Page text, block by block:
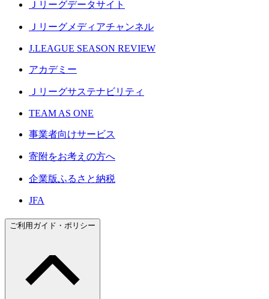
Ｊリーグデータサイト
Ｊリーグメディアチャンネル
J.LEAGUE SEASON REVIEW
アカデミー
Ｊリーグサステナビリティ
TEAM AS ONE
事業者向けサービス
寄附をお考えの方へ
企業版ふるさと納税
JFA
ご利用ガイド・ポリシー